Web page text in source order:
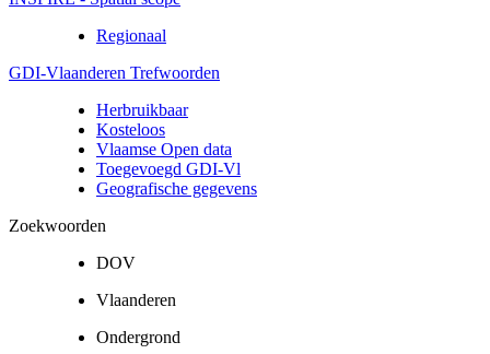
Regionaal
GDI-Vlaanderen Trefwoorden
Herbruikbaar
Kosteloos
Vlaamse Open data
Toegevoegd GDI-Vl
Geografische gegevens
Zoekwoorden
DOV
Vlaanderen
Ondergrond